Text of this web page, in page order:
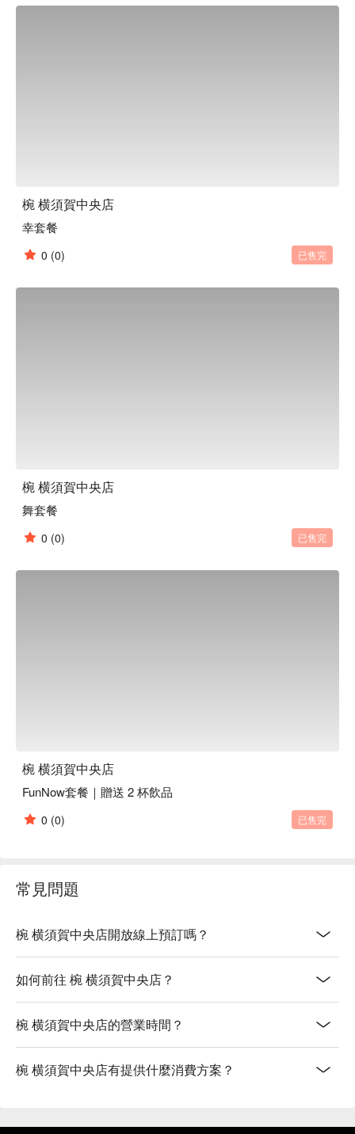
椀 横須賀中央店
幸套餐
0 (0) 已售完
椀 横須賀中央店
舞套餐
0 (0) 已售完
椀 横須賀中央店
FunNow套餐｜贈送 2 杯飲品
0 (0) 已售完
常見問題
椀 横須賀中央店開放線上預訂嗎？
如何前往 椀 横須賀中央店？
椀 横須賀中央店的營業時間？
椀 横須賀中央店有提供什麼消費方案？